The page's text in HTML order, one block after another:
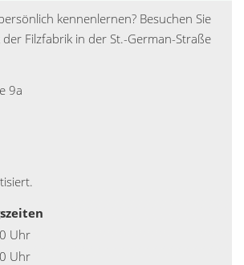
kennenlernen? Besuchen Sie
Filzfabrik in der St.-German-Straße
9a
Uhr
Uhr